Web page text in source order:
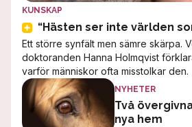
KUNSKAP
“Hästen ser inte världen
Ett större synfält men sämre skärpa.
doktoranden Hanna Holmqvist
varför människor ofta misstolkar den.
NYHETER
Två
nya hem